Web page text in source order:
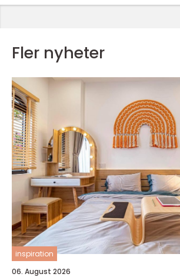
Fler nyheter
inspiration
06. August 2026